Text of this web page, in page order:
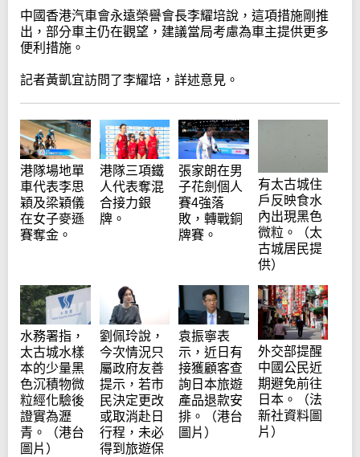
中國香港汽車會永遠榮譽會長李耀培說，這項措施剛推
出，部分車主仍在觀望，建議當局考慮為車主提供更多
便利措施。
記者黃凱宜訪問了李耀培，詳述意見。
港隊場地單
車代表李思
穎及梁穎儀
在女子麥遜
賽奪金。
港隊三項鐵
人代表奪混
合接力銀
牌。
張家朗在男
子花劍個人
賽4強落
敗，轉戰銅
牌賽。
有太古城住
戶反映食水
內出現黑色
微粒。（太
古城居民提
供）
水務署指，
太古城水樣
本的少量黑
色沉積物微
粒經化驗後
證實為瀝
青。（港台
圖片）
劉佩玲說，
今次情況只
屬政府友善
提示，若市
民決定更改
或取消赴日
行程，未必
得到旅遊保
袁振寧表
示，近日有
接獲顧客查
詢日本旅遊
產品退款安
排。（港台
圖片）
外交部提醒
中國公民近
期避免前往
日本。（法
新社資料圖
片）